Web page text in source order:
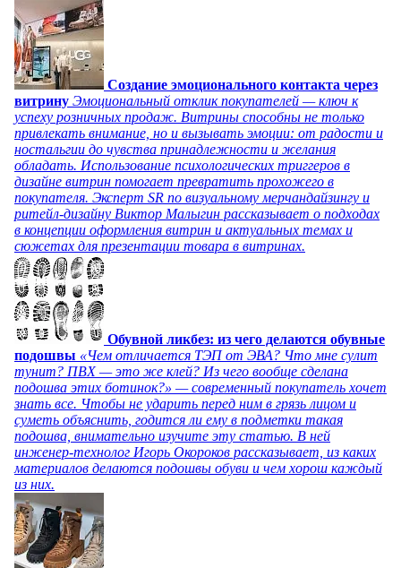
Создание эмоционального контакта через
витрину Эмоциональный отклик покупателей — ключ к
успеху розничных продаж. Витрины способны не только
привлекать внимание, но и вызывать эмоции: от радости и
ностальгии до чувства принадлежности и желания
обладать. Использование психологических триггеров в
дизайне витрин помогает превратить прохожего в
покупателя. Эксперт SR по визуальному мерчандайзингу и
ритейл-дизайну Виктор Малыгин рассказывает о подходах
в концепции оформления витрин и актуальных темах и
сюжетах для презентации товара в витринах.
Обувной ликбез: из чего делаются обувные
подошвы «Чем отличается ТЭП от ЭВА? Что мне сулит
тунит? ПВХ — это же клей? Из чего вообще сделана
подошва этих ботинок?» — современный покупатель хочет
знать все. Чтобы не ударить перед ним в грязь лицом и
суметь объяснить, годится ли ему в подметки такая
подошва, внимательно изучите эту статью. В ней
инженер-технолог Игорь Окороков рассказывает, из каких
материалов делаются подошвы обуви и чем хорош каждый
из них.